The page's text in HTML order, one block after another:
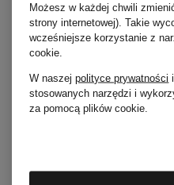
Gucci
Możesz w każdej chwili
strony internetowej). Takie
wcześniejsze korzystanie z
cookie
W naszejpolityce prywatności
stosowanych narzędzi i
za pomocą plików cookie.